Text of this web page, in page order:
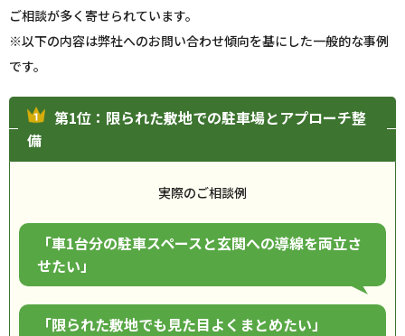
ご相談が多く寄せられています。
※以下の内容は弊社へのお問い合わせ傾向を基にした一般的な事例
です。
第1位：限られた敷地での駐車場とアプローチ整
備
実際のご相談例
「車1台分の駐車スペースと玄関への導線を両立さ
せたい」
「限られた敷地でも見た目よくまとめたい」